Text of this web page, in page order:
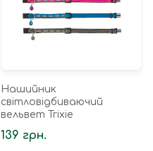
Нашийник
світловідбиваючий
вельвет Trixie
139 грн.